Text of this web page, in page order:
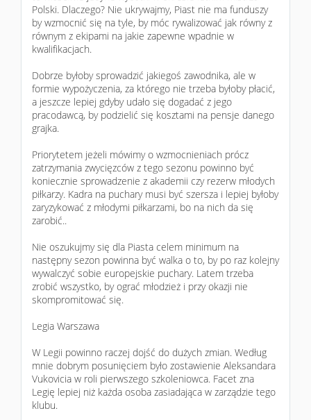
Polski. Dlaczego? Nie ukrywajmy, Piast nie ma funduszy
by wzmocnić się na tyle, by móc rywalizować jak równy z
równym z ekipami na jakie zapewne wpadnie w
kwalifikacjach.
Dobrze byłoby sprowadzić jakiegoś zawodnika, ale w
formie wypożyczenia, za którego nie trzeba byłoby płacić,
a jeszcze lepiej gdyby udało się dogadać z jego
pracodawcą, by podzielić się kosztami na pensje danego
grajka.
Priorytetem jeżeli mówimy o wzmocnieniach prócz
zatrzymania zwycięzców z tego sezonu powinno być
koniecznie sprowadzenie z akademii czy rezerw młodych
piłkarzy. Kadra na puchary musi być szersza i lepiej byłoby
zaryzykować z młodymi piłkarzami, bo na nich da się
zarobić..
Nie oszukujmy się dla Piasta celem minimum na
następny sezon powinna być walka o to, by po raz kolejny
wywalczyć sobie europejskie puchary. Latem trzeba
zrobić wszystko, by ograć młodzież i przy okazji nie
skompromitować się.
Legia Warszawa
W Legii powinno raczej dojść do dużych zmian. Według
mnie dobrym posunięciem było zostawienie Aleksandara
Vukovicia w roli pierwszego szkoleniowca. Facet zna
Legię lepiej niż każda osoba zasiadająca w zarządzie tego
klubu.